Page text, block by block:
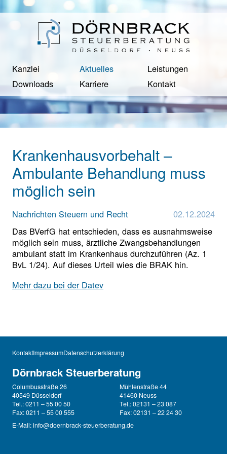
Kanzlei Aktuelles
Leistungen
Downloads
Karriere Kontakt
Krankenhausvorbehalt –
Ambulante Behandlung muss
möglich sein
Nachrichten Steuern und Recht
02.12.2024
Das BVerfG hat entschieden, dass es ausnahmsweise
möglich sein muss, ärztliche Zwangsbehandlungen
ambulant statt im Krankenhaus durchzuführen (Az. 1
BvL 1/24). Auf dieses Urteil wies die BRAK hin.
Mehr dazu bei der Datev
KontaktImpressumDatenschutzerklärung
Dörnbrack Steuerberatung
Columbusstraße 26
40549 Düsseldorf
Tel.: 0211 – 55 00 50
Fax: 0211 – 55 00 555
Mühlenstraße 44
41460 Neuss
Tel.: 02131 – 23 087
Fax: 02131 – 22 24 30
E-Mail:info@doernbrack-steuerberatung.de